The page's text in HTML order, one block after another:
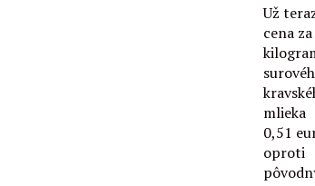
Už
cena za
mlieka
0,51
oproti